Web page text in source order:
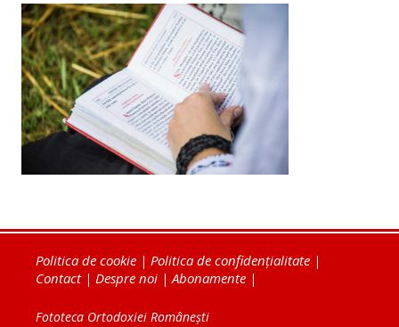
Politica de cookie | Politica de confidențialitate |
Contact| Despre noi |Abonamente |
Fototeca Ortodoxiei Românești